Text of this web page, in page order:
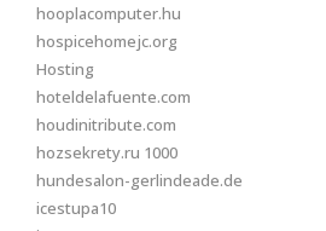
hooplacomputer.hu
hospicehomejc.org
Hosting
hoteldelafuente.com
houdinitribute.com
hozsekrety.ru 1000
hundesalon-gerlindeade.de
icestupa10